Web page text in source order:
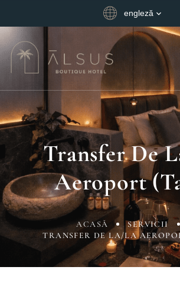
engleză
Transfer De
Aeroport
ACASĂ
SERVICII
TRANSFER DE LA/LA